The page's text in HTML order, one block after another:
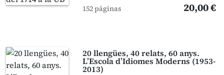
152 páginas 20,00 €
20 llengües, 40 relats, 60 anys.
L’Escola d’Idiomes Moderns (1953-
2013)